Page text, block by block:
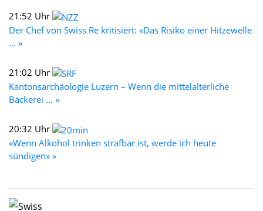
21:52 Uhr
Der Chef von Swiss Re kritisiert: «Das Risiko einer Hitzewelle
... »
21:02 Uhr
Kantonsarchäologie Luzern – Wenn die mittelalterliche
Bäckerei ... »
20:32 Uhr
«Wenn Alkohol trinken strafbar ist, werde ich heute
sündigen» »